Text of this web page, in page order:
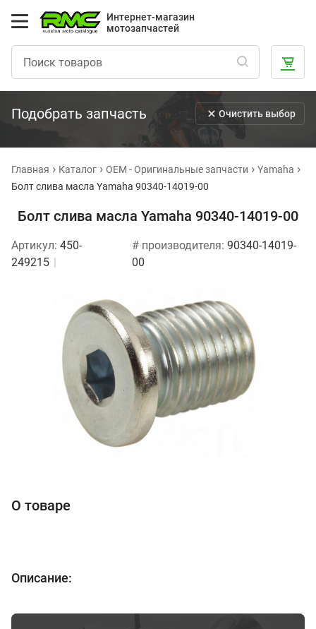
Интернет-магазин
мотозапчастей
Подобрать запчасть Очистить выбор
Главная Каталог OEM - Оригинальные запчасти
Yamaha
Болт слива масла Yamaha 90340-14019-00
Болт слива масла Yamaha 90340-14019-00
Артикул: 450-
249215
# производителя: 90340-14019-
00
О товаре
Описание: